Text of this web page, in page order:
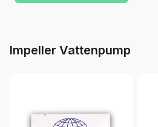
Impeller Vattenpump